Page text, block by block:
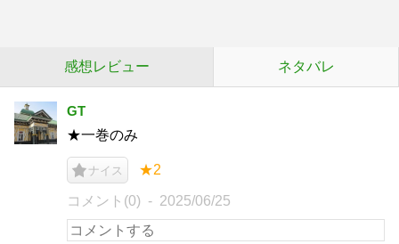
感想レビュー ネタバレ
GT
★一巻のみ
ナイス ★2
コメント(0) 2025/06/25